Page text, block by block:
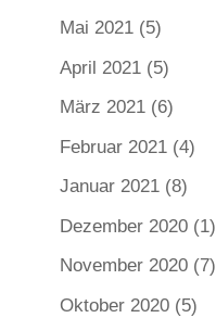
Mai 2021(5)
April 2021(5)
März 2021(6)
Februar 2021(4)
Januar 2021(8)
Dezember 2020(1)
November 2020(7)
Oktober 2020(5)